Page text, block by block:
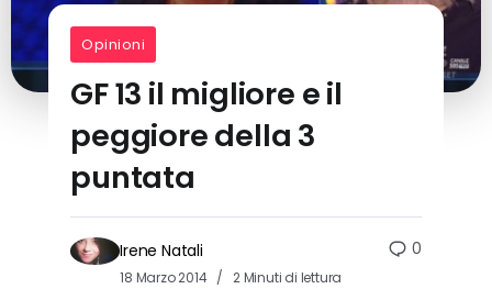
Opinioni
GF 13 il migliore e il
peggiore della 3
puntata
Irene Natali
18 Marzo 2014 2 Minuti di lettura
0